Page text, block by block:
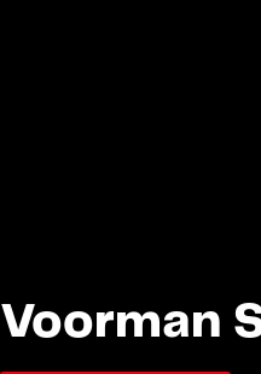
Voorman